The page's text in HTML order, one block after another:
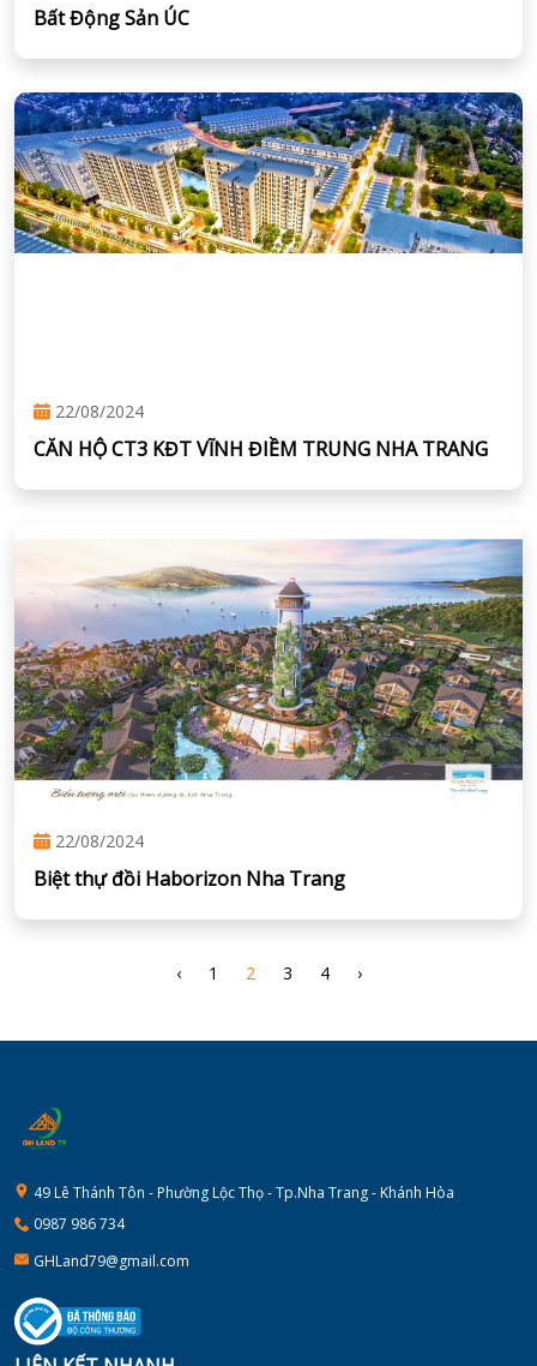
Bất Động Sản ÚC
22/08/2024
CĂN HỘ CT3 KĐT VĨNH ĐIỀM TRUNG NHA TRANG
22/08/2024
Biệt thự đồi Haborizon Nha Trang
‹ 1 2 3 4 ›
49 Lê Thánh Tôn - Phường Lộc Thọ - Tp.Nha Trang - Khánh Hòa
0987 986 734
GHLand79@gmail.com